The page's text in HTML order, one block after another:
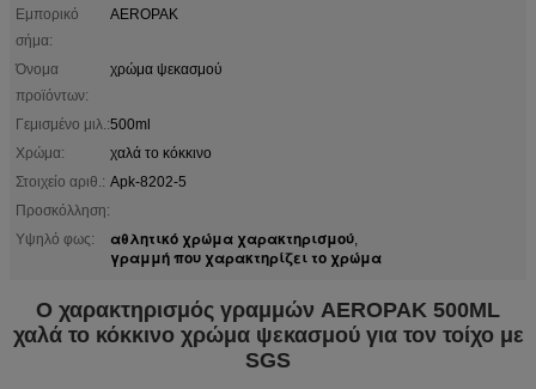
Εμπορικό
σήμα:
AEROPAK
Όνομα
προϊόντων:
χρώμα ψεκασμού
Γεμισμένο μιλ.:500ml
Χρώμα:
χαλά το κόκκινο
Στοιχείο αριθ.: Apk-8202-5
Προσκόλληση:
Υψηλό φως:
αθλητικό χρώμα χαρακτηρισμού,
γραμμή που χαρακτηρίζει το χρώμα
Ο χαρακτηρισμός γραμμών AEROPAK 500ML
χαλά το κόκκινο χρώμα ψεκασμού για τον τοίχο με
SGS